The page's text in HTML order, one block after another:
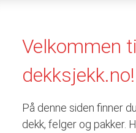
Velkommen
dekksjekk.no!
På denne siden finner
dekk, felger og pakker.